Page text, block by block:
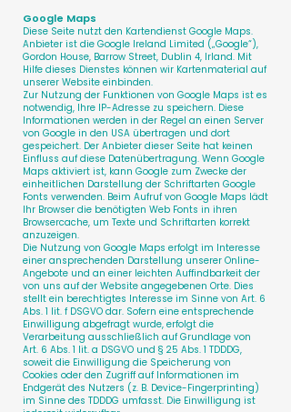
Google Maps
Diese Seite nutzt den Kartendienst Google Maps.
Anbieter ist die Google Ireland Limited („Google“),
Gordon House, Barrow Street, Dublin 4, Irland. Mit
Hilfe dieses Dienstes können wir Kartenmaterial auf
unserer Website einbinden.
Zur Nutzung der Funktionen von Google Maps ist es
notwendig, Ihre IP-Adresse zu speichern. Diese
Informationen werden in der Regel an einen Server
von Google in den USA übertragen und dort
gespeichert. Der Anbieter dieser Seite hat keinen
Einfluss auf diese Datenübertragung. Wenn Google
Maps aktiviert ist, kann Google zum Zwecke der
einheitlichen Darstellung der Schriftarten Google
Fonts verwenden. Beim Aufruf von Google Maps lädt
Ihr Browser die benötigten Web Fonts in ihren
Browsercache, um Texte und Schriftarten korrekt
anzuzeigen.
Die Nutzung von Google Maps erfolgt im Interesse
einer ansprechenden Darstellung unserer Online-
Angebote und an einer leichten Auffindbarkeit der
von uns auf der Website angegebenen Orte. Dies
stellt ein berechtigtes Interesse im Sinne von Art. 6
Abs. 1 lit. f DSGVO dar. Sofern eine entsprechende
Einwilligung abgefragt wurde, erfolgt die
Verarbeitung ausschließlich auf Grundlage von
Art. 6 Abs. 1 lit. a DSGVO und § 25 Abs. 1 TDDDG,
soweit die Einwilligung die Speicherung von
Cookies oder den Zugriff auf Informationen im
Endgerät des Nutzers (z. B. Device-Fingerprinting)
im Sinne des TDDDG umfasst. Die Einwilligung ist